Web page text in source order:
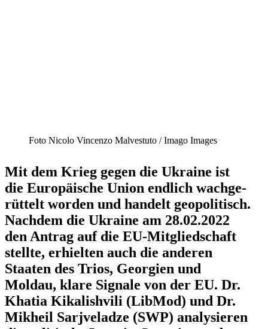
Foto Nicolo Vincenzo Malve­stuto /​ Imago Images
Mit dem Krieg gegen die Ukraine ist
die Europäische Union endlich wachge­
rüttelt worden und handelt geopo­li­tisch.
Nachdem die Ukraine am 28.02.2022
den Antrag auf die EU-Mitglied­schaft
stellte, erhielten auch die anderen
Staaten des Trios, Georgien und
Moldau, klare Signale von der EU. Dr.
Khatia Kikalishvili (LibMod) und Dr.
Mikheil Sarjve­ladze (SWP) analy­sieren